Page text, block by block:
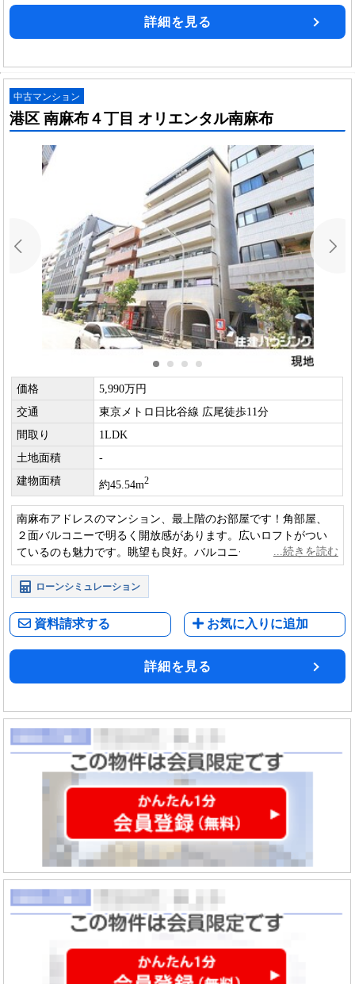
詳細を見る
中古マンション
港区 南麻布４丁目 オリエンタル南麻布
価格
5,990万円
交通
東京メトロ日比谷線 広尾徒歩11分
間取り
1LDK
土地面積
-
建物面積
約45.54m2
南麻布アドレスのマンション、最上階のお部屋です！角部屋、
２面バルコニーで明るく開放感があります。広いロフトがつい
ているのも魅力です。眺望も良好。バルコニーから隣地の豊か
な緑を望めます。
ローンシミュレーション
資料請求する お気に入りに追加
詳細を見る